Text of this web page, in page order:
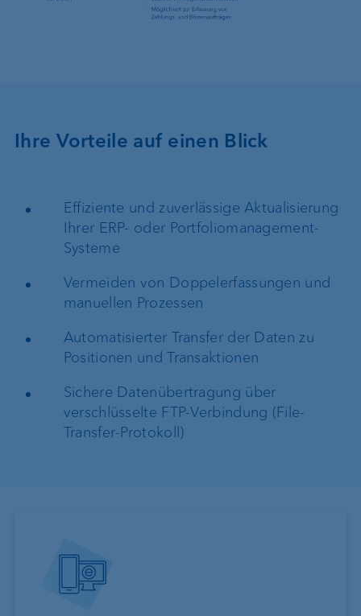
Ihre Vorteile auf einen Blick
Effiziente und zuverlässige Aktualisierung
Ihrer ERP- oder Portfoliomanagement-
Systeme
Vermeiden von Doppelerfassungen und
manuellen Prozessen
Automatisierter Transfer der Daten zu
Positionen und Transaktionen
Sichere Datenübertragung über
verschlüsselte FTP-Verbindung (File-
Transfer-Protokoll)